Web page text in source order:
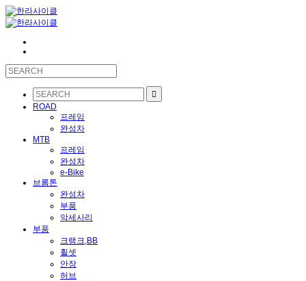
ROAD
프레임
완성차
MTB
프레임
완성차
e-Bike
브롬톤
완성차
부품
악세사리
부품
크랭크,BB
휠셋
안장
허브